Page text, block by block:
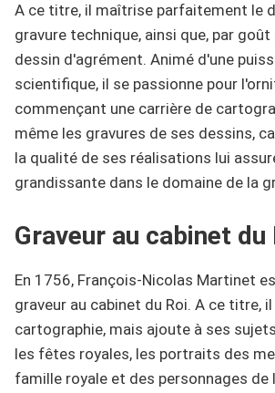
A ce titre, il maîtrise parfaitement le
gravure technique, ainsi que, par goût
dessin d'agrément. Animé d'une
scientifique, il se passionne pour
commençant une carrière de
même les gravures de ses dessins,
la qualité de ses réalisations lui
grandissante dans le domaine de la
Graveur au cabinet du
En 1756, François-Nicolas Martinet
graveur au cabinet du Roi. A ce titre,
cartographie, mais ajoute à ses
les fêtes royales, les portraits des
famille royale et des personnages de